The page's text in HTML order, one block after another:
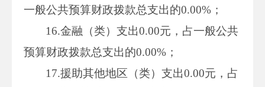
一般公共预算财政拨款总支出的0.00%；
16.金融（类）支出0.00元，占一般公共
预算财政拨款总支出的0.00%；
17.援助其他地区（类）支出0.00元，占